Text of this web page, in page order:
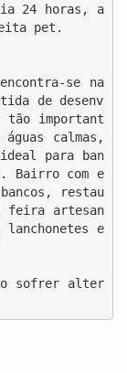
24 horas, a
pet.
se na
de desenv
tão important
calmas,
para ban
Bairro com e
restau
feira artesan
lanchonetes e
sofrer alter